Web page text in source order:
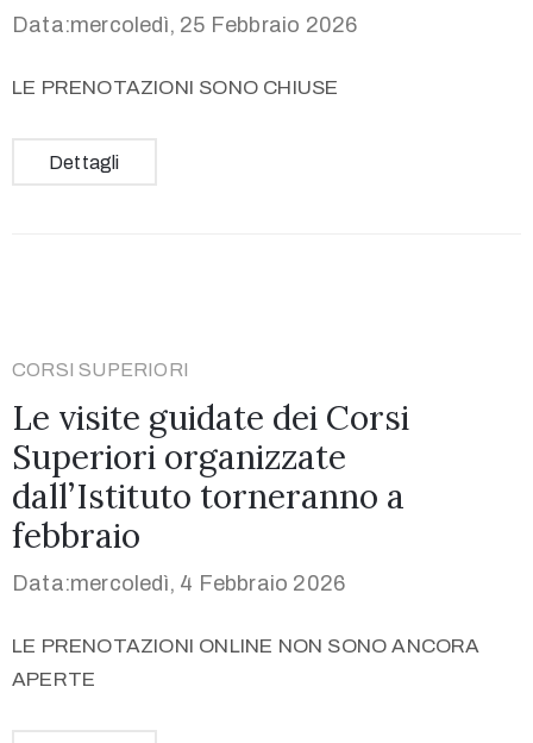
Data:mercoledì, 25 Febbraio 2026
LE PRENOTAZIONI SONO CHIUSE
Dettagli
CORSI SUPERIORI
Le visite guidate dei Corsi
Superiori organizzate
dall’Istituto torneranno a
febbraio
Data:mercoledì, 4 Febbraio 2026
LE PRENOTAZIONI ONLINE NON SONO ANCORA
APERTE